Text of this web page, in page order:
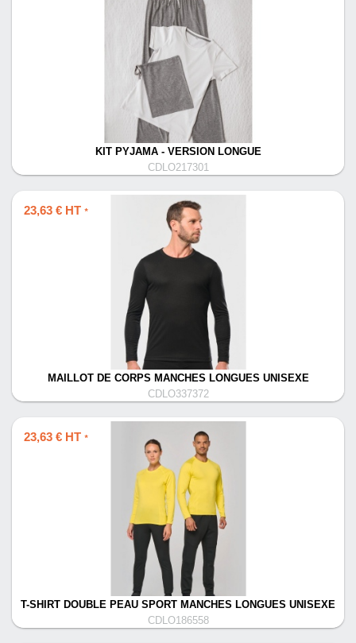
KIT PYJAMA - VERSION LONGUE
CDLO217301
23,63 € HT *
MAILLOT DE CORPS MANCHES LONGUES UNISEXE
CDLO337372
23,63 € HT *
T-SHIRT DOUBLE PEAU SPORT MANCHES LONGUES UNISEXE
CDLO186558